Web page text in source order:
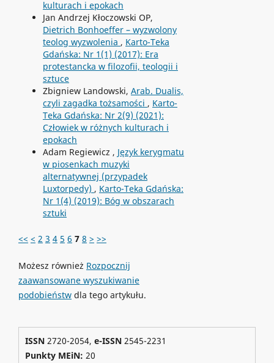
kulturach i epokach
Jan Andrzej Kłoczowski OP,
Dietrich Bonhoeffer – wyzwolony
teolog wyzwolenia , Karto-Teka
Gdańska: Nr 1(1) (2017): Era
protestancka w filozofii, teologii i
sztuce
Zbigniew Landowski, Arab. Dualis,
czyli zagadka tożsamości , Karto-
Teka Gdańska: Nr 2(9) (2021):
Człowiek w różnych kulturach i
epokach
Adam Regiewicz , Język kerygmatu
w piosenkach muzyki
alternatywnej (przypadek
Luxtorpedy) , Karto-Teka Gdańska:
Nr 1(4) (2019): Bóg w obszarach
sztuki
<< < 2 3 4 5 6 7 8 > >>
Możesz również Rozpocznij
zaawansowane wyszukiwanie
podobieństwdla tego artykułu.
ISSN2720-2054, e-ISSN2545-2231
Punkty MEiN: 20